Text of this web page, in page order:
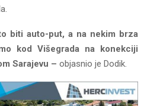
biti auto-put, a na nekim brza
kod Višegrada na konekciji
Sarajevu – objasnio je Dodik.